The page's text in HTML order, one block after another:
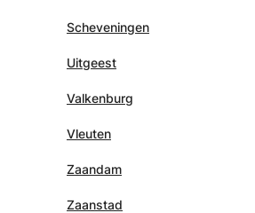
Scheveningen
Uitgeest
Valkenburg
Vleuten
Zaandam
Zaanstad